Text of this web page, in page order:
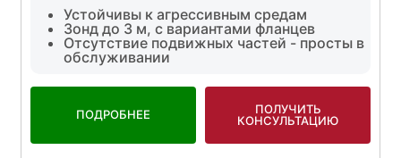
Устойчивы к агрессивным средам
Зонд до 3 м, с вариантами фланцев
Отсутствие подвижных частей - просты в
обслуживании
ПОДРОБНЕЕ
ПОЛУЧИТЬ
КОНСУЛЬТАЦИЮ